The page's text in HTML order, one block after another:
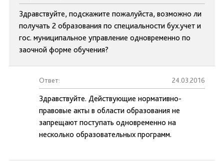
Здравствуйте, подскажите пожалуйста, возможно ли
получать 2 образования по специальности бух.учет и
гос. муниципальное управление одновременно по
заочной форме обучения?
Ответ: 24.03.2016
Здравствуйте. Действующие нормативно-
правовые акты в области образования не
запрещают поступать одновременно на
несколько образовательных программ.